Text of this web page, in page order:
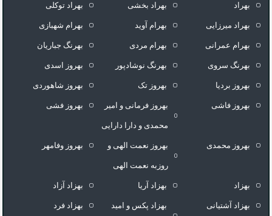
بهراد بهراد بخشی بهراد توکلی
بهراد میرزایی بهرام آوید بهرام شهبازی
بهرام عمرانی بهرام مردی بهرنگ جباریان
بهرنگ سروى بهرنگ نوشادپور بهروز اسدی
بهروز بردیا بهروز تک بهروز شاهوردی
بهروز فاشی بهروز فرمانی و امیر
محمدی و دارا دارایی
بهروز فشی
بهروز محمدی بهروز نعمت الهی و
روزبه نعمت الهی
بهروز وفامهر
بهزاد بهزاد آریا بهزاد آزاد
بهزاد آشتیانی بهزاد پکس و امید بهزاد فرد